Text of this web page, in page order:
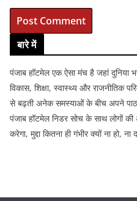
बारे में
पंजाब हॉटमेल एक ऐसा मंच है जहां दुनिया
विकास, शिक्षा, स्वास्थ्य और राजनीतिक
से बढ़ती अनेक समस्याओं के बीच अपने
पंजाब हॉटमेल निडर सोच के साथ लोगों
करेगा, मुद्दा कितना ही गंभीर क्यों ना हो,